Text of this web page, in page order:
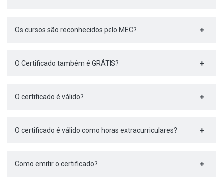
Os cursos são reconhecidos pelo MEC?
O Certificado também é GRÁTIS?
O certificado é válido?
O certificado é válido como horas extracurriculares?
Como emitir o certificado?